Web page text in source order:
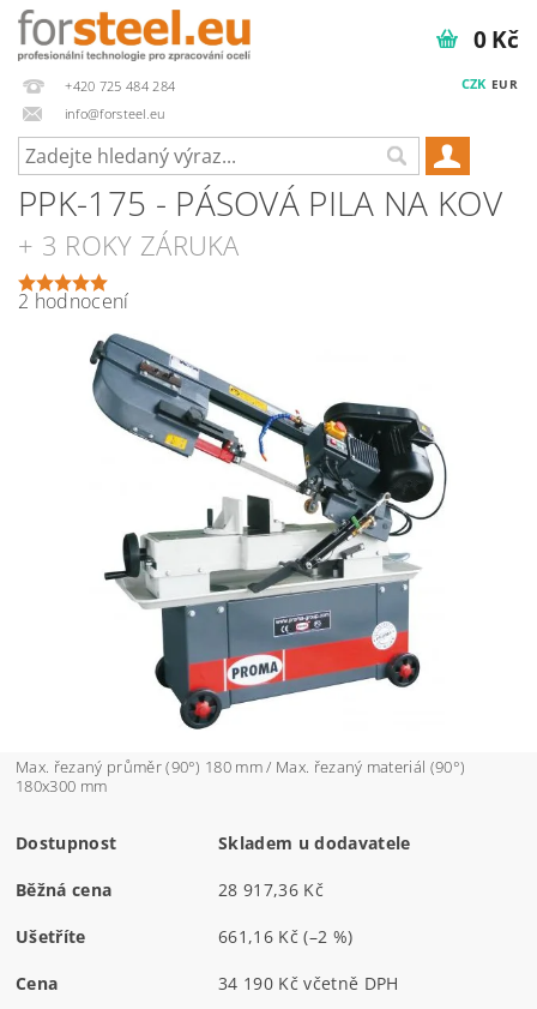
+420 725 484 284
info@forsteel.eu
CZK EUR
0 Kč
PPK-175 - PÁSOVÁ PILA NA KOV
+ 3 ROKY ZÁRUKA
2 hodnocení
Max. řezaný průměr (90°) 180 mm / Max. řezaný materiál (90°)
180x300 mm
Dostupnost Skladem u dodavatele
Běžná cena 28 917,36 Kč
Ušetříte 661,16 Kč(–2 %)
Cena 34 190 Kč včetně DPH